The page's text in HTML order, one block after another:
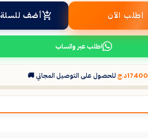
اطلب الآن أضف للسلة
اطلب عبر واتساب
17400د.ج للحصول على التوصيل المجاني 🚚